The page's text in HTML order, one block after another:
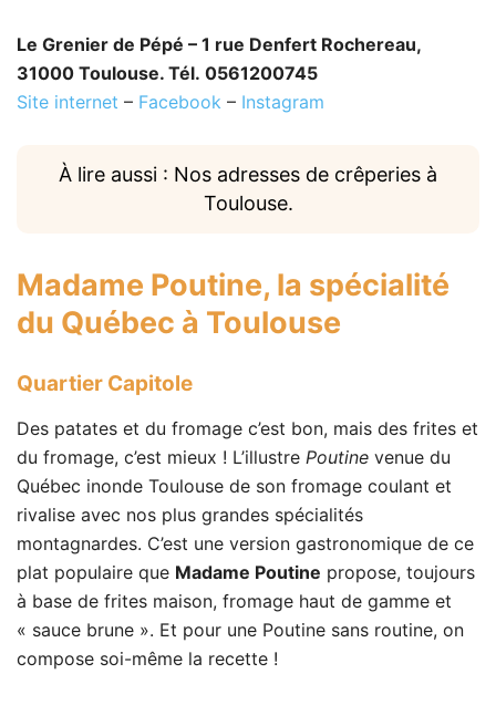
Le Grenier de Pépé – 1 rue Denfert Rochereau,
31000 Toulouse. Tél. 0561200745
Site internet – Facebook – Instagram
À lire aussi : Nos adresses de crêperies à
Toulouse.
Madame Poutine, la spécialité
du Québec à Toulouse
Quartier Capitole
Des patates et du fromage c’est bon, mais des frites et
du fromage, c’est mieux ! L’illustre Poutine venue du
Québec inonde Toulouse de son fromage coulant et
rivalise avec nos plus grandes spécialités
montagnardes. C’est une version gastronomique de ce
plat populaire que Madame Poutine propose, toujours
à base de frites maison, fromage haut de gamme et
« sauce brune ». Et pour une Poutine sans routine, on
compose soi-même la recette !